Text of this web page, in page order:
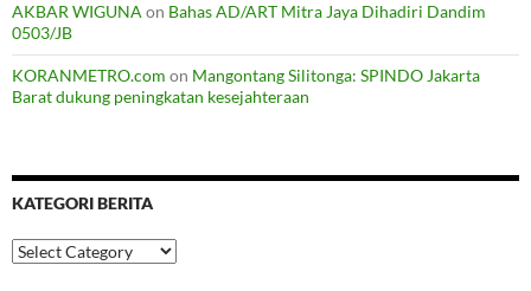
AKBAR WIGUNA on Bahas AD/ART Mitra Jaya Dihadiri Dandim
0503/JB
KORANMETRO.com on Mangontang Silitonga: SPINDO Jakarta
Barat dukung peningkatan kesejahteraan
KATEGORI BERITA
Kategori
Berita